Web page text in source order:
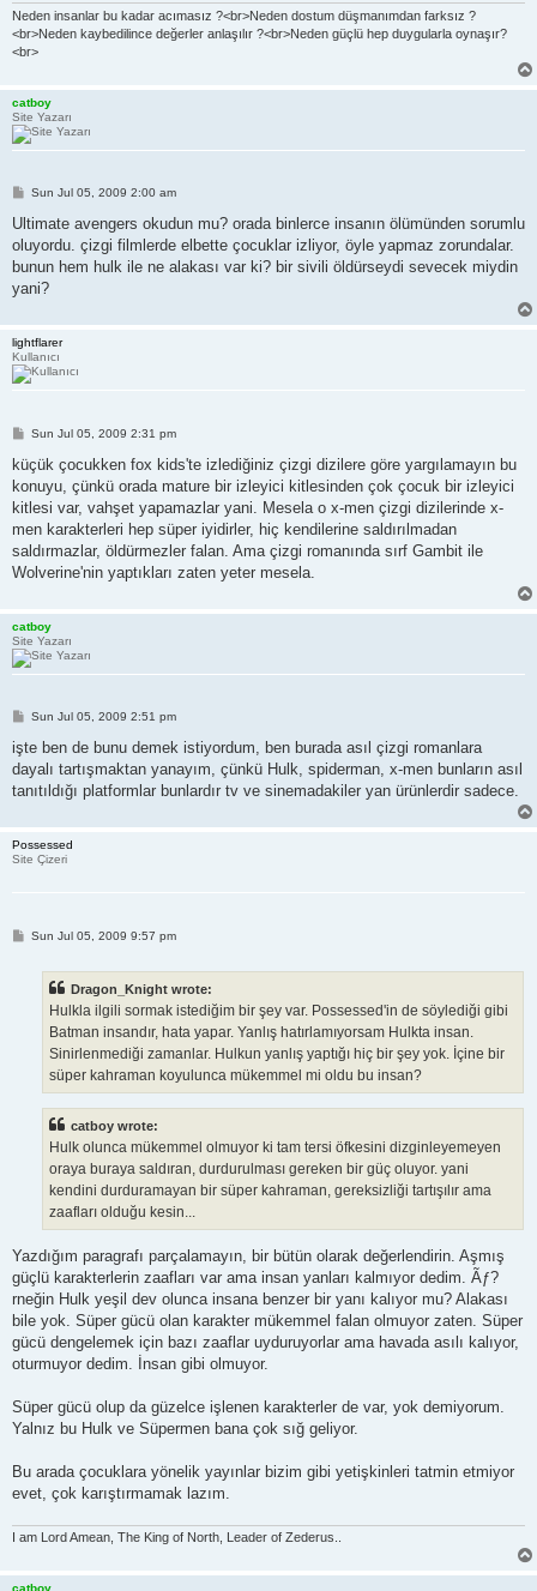
Neden insanlar bu kadar acımasız ?<br>Neden dostum düşmanımdan farksız ?
<br>Neden kaybedilince değerler anlaşılır ?<br>Neden güçlü hep duygularla oynaşır?
<br>
catboy
Site Yazarı
P
s
Sun Jul 05, 2009 2:00 am
Ultimate avengers okudun mu? orada binlerce insanın ölümünden sorumlu
oluyordu. çizgi filmlerde elbette çocuklar izliyor, öyle yapmaz zorundalar.
bunun hem hulk ile ne alakası var ki? bir sivili öldürseydi sevecek miydin
yani?
lightflarer
Kullanıcı
P
s
Sun Jul 05, 2009 2:31 pm
küçük çocukken fox kids'te izlediğiniz çizgi dizilere göre yargılamayın bu
konuyu, çünkü orada mature bir izleyici kitlesinden çok çocuk bir izleyici
kitlesi var, vahşet yapamazlar yani. Mesela o x-men çizgi dizilerinde x-
men karakterleri hep süper iyidirler, hiç kendilerine saldırılmadan
saldırmazlar, öldürmezler falan. Ama çizgi romanında sırf Gambit ile
Wolverine'nin yaptıkları zaten yeter mesela.
catboy
Site Yazarı
P
s
Sun Jul 05, 2009 2:51 pm
işte ben de bunu demek istiyordum, ben burada asıl çizgi romanlara
dayalı tartışmaktan yanayım, çünkü Hulk, spiderman, x-men bunların asıl
tanıtıldığı platformlar bunlardır tv ve sinemadakiler yan ürünlerdir sadece.
Possessed
Site Çizeri
PSun Jul 05, 2009 9:57 pm
Dragon_Knight wrote:
Hulkla ilgili sormak istediğim bir şey var. Possessed'in de söylediği gibi
Batman insandır, hata yapar. Yanlış hatırlamıyorsam Hulkta insan.
Sinirlenmediği zamanlar. Hulkun yanlış yaptığı hiç bir şey yok. İçine bir
süper kahraman koyulunca mükemmel mi oldu bu insan?
catboy wrote:
Hulk olunca mükemmel olmuyor ki tam tersi öfkesini dizginleyemeyen
oraya buraya saldıran, durdurulması gereken bir güç oluyor. yani
kendini durduramayan bir süper kahraman, gereksizliği tartışılır ama
zaafları olduğu kesin...
Yazdığım paragrafı parçalamayın, bir bütün olarak değerlendirin. Aşmış
güçlü karakterlerin zaafları var ama insan yanları kalmıyor dedim. Ãƒ?
rneğin Hulk yeşil dev olunca insana benzer bir yanı kalıyor mu? Alakası
bile yok. Süper gücü olan karakter mükemmel falan olmuyor zaten. Süper
gücü dengelemek için bazı zaaflar uyduruyorlar ama havada asılı kalıyor,
oturmuyor dedim. İnsan gibi olmuyor.
Süper gücü olup da güzelce işlenen karakterler de var, yok demiyorum.
Yalnız bu Hulk ve Süpermen bana çok sığ geliyor.
Bu arada çocuklara yönelik yayınlar bizim gibi yetişkinleri tatmin etmiyor
evet, çok karıştırmamak lazım.
I am Lord Amean, The King of North, Leader of Zederus..
catboy